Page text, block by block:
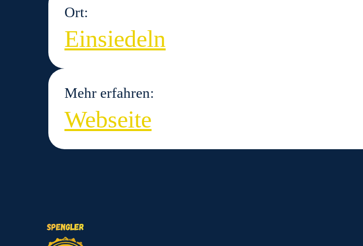
Ort:
Einsiedeln
Mehr erfahren:
Webseite